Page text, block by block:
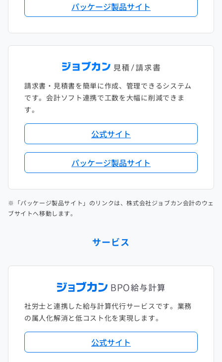
パッケージ製品サイト
請求書・見積書を簡単に作成、管理できるシステム
です。会計ソフト連携で工数を大幅に削減できま
す。
公式サイト
パッケージ製品サイト
※「パッケージ製品サイト」のリンクは、株式会社ジョブカン会計のウェ
ブサイトへ移動します。
サービス
社労士と連携した給与計算代行サービスです。業務
の属人化解消と低コスト化を実現します。
公式サイト